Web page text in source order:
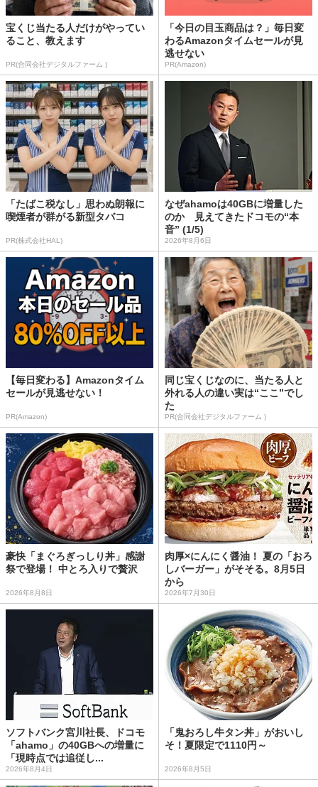
宝くじ当たる人だけがやってい
ること、教えます
PR(合同会社デジタルファーム )
「今日の目玉商品は？」毎日変
わるAmazonタイムセールが見
逃せない
PR(Amazon)
「たばこ税なし」思わぬ朗報に
喫煙者が群がる新型タバコ
PR(株式会社HAL)
なぜahamoは40GBに増量した
のか 見えてきたドコモの“本
音” (1/5)
2026年8月6日
【毎日変わる】Amazonタイム
セールが見逃せない！
PR(Amazon)
同じ宝くじなのに、当たる人と
外れる人の違い実は“ここ”でし
た
PR(合同会社デジタルファーム )
豪快「まぐろぎっしり丼」感謝
祭で登場！ 中とろ入りで贅沢
2026年8月8日
肉厚×にんにく醤油！ 夏の「おろ
しバーガー」がそそる。8月5日
から
2026年7月30日
ソフトバンク宮川社長、ドコモ
「ahamo」の40GBへの増量に
「現時点では追従し...
2026年8月4日
「鬼おろし牛タン丼」がおいし
そ！夏限定で1110円～
2026年8月5日